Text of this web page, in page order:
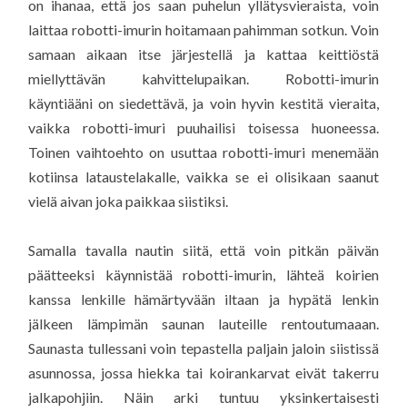
on ihanaa, että jos saan puhelun yllätysvieraista, voin
laittaa robotti-imurin hoitamaan pahimman sotkun. Voin
samaan aikaan itse järjestellä ja kattaa keittiöstä
miellyttävän kahvittelupaikan. Robotti-imurin
käyntiääni on siedettävä, ja voin hyvin kestitä vieraita,
vaikka robotti-imuri puuhailisi toisessa huoneessa.
Toinen vaihtoehto on usuttaa robotti-imuri menemään
kotiinsa lataustelakalle, vaikka se ei olisikaan saanut
vielä aivan joka paikkaa siistiksi.
Samalla tavalla nautin siitä, että voin pitkän päivän
päätteeksi käynnistää robotti-imurin, lähteä koirien
kanssa lenkille hämärtyvään iltaan ja hypätä lenkin
jälkeen lämpimän saunan lauteille rentoutumaaan.
Saunasta tullessani voin tepastella paljain jaloin siistissä
asunnossa, jossa hiekka tai koirankarvat eivät takerru
jalkapohjiin. Näin arki tuntuu yksinkertaisesti